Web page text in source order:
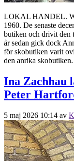
LOKAL HANDEL.
1960. De senaste
butiken och drivit den
år sedan gick dock
för skobutiken varit
den anrika skobutiken.
Ina Zachhau
Peter
5 maj 2026 10:14 av